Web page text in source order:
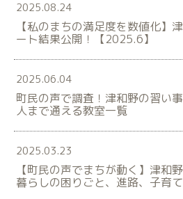
2025.08.24
【私のまちの満足度を数値化】
ート結果公開！【2025.6】
2025.06.04
町民の声で調査！津和野の習い
人まで通える教室一覧
2025.03.23
【町民の声でまちが動く】津和
暮らしの困りごと、進路、子育